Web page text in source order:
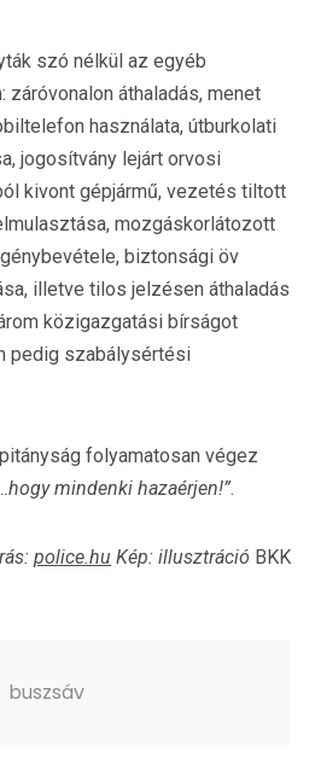
szó nélkül az egyéb
záróvonalon áthaladás, menet
használata, útburkolati
jogosítvány lejárt orvosi
kivont gépjármű, vezetés tiltott
mozgáskorlátozott
biztonsági öv
illetve tilos jelzésen áthaladás
közigazgatási bírságot
pedig szabálysértési
folyamatosan végez
mindenki hazaérjen!”.
police.hu Kép: illusztráció BKK
buszsáv